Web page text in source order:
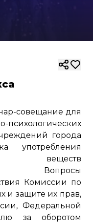
совещание для
города
употребления
веществ
Вопросы
Комиссии по
и защите их прав,
Федеральной
за оборотом